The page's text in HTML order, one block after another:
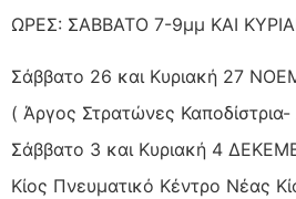
ΩΡΕΣ: ΣΑΒΒΑΤΟ 7-9μμ ΚΑΙ
Σάββατο 26 και Κυριακή 27
( Άργος Στρατώνες Καποδίστρια-
Σάββατο 3 και Κυριακή 4
Κίος Πνευματικό Κέντρο Νέας